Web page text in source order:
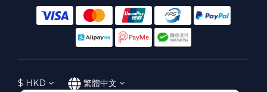
$ HKD 繁體中文